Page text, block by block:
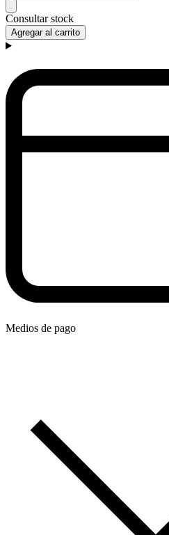
Consultar stock
Agregar al carrito
Medios de pago